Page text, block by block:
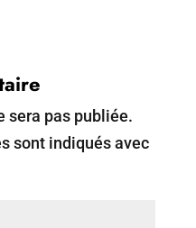
sera pas publiée.
sont indiqués avec